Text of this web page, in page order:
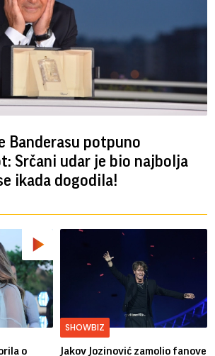
Banderasu potpuno
Srčani udar je bio najbolja
ikada dogodila!
o
SHOWBIZ
Jakov Jozinović zamolio fanove